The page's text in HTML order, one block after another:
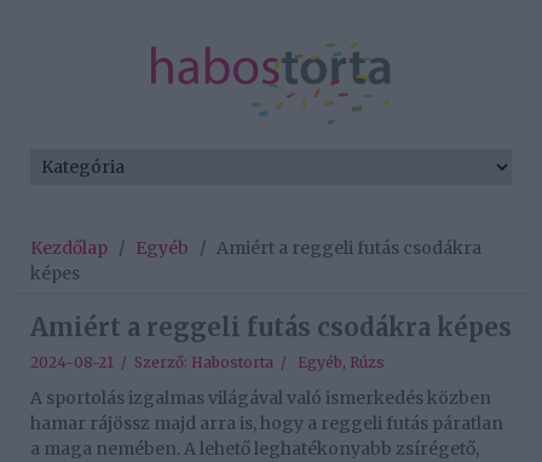
Kezdőlap / Egyéb / Amiért a reggeli futás csodákra
képes
Amiért a reggeli futás csodákra képes
2024-08-21 / Szerző: Habostorta / Egyéb, Rúzs
A sportolás izgalmas világával való ismerkedés közben
hamar rájössz majd arra is, hogy a reggeli futás páratlan
a maga nemében. A lehető leghatékonyabb zsírégető,